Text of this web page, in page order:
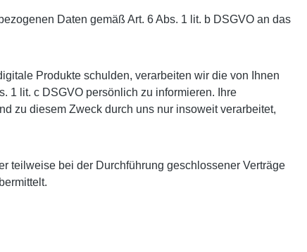
Daten gemäß Art. 6 Abs. 1 lit. b DSGVO an das
Produkte schulden, verarbeiten wir die von Ihnen
1 lit. c DSGVO persönlich zu informieren. Ihre
zu diesem Zweck durch uns nur insoweit verarbeitet,
teilweise bei der Durchführung geschlossener Verträge